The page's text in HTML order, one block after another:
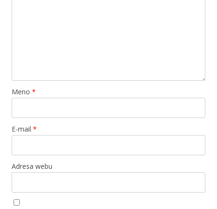
Meno *
E-mail *
Adresa webu